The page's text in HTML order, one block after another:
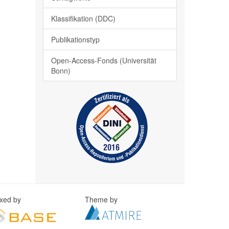
Klassifikation (DDC)
Publikationstyp
Open-Access-Fonds (Universität
Bonn)
by Theme by